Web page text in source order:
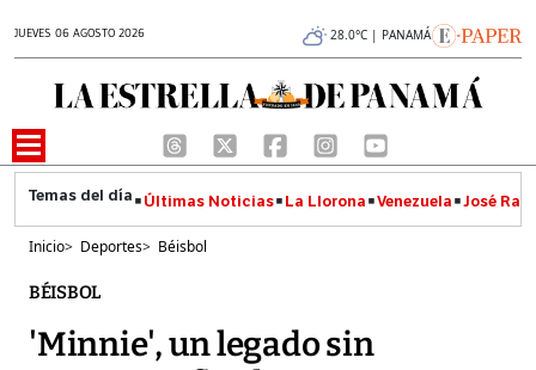
JUEVES 06 AGOSTO 2026 28.0°C | PANAMÁ
Últimas Noticias La Llorona Venezuela José
Inicio> Deportes> Béisbol
BÉISBOL
'Minnie', un legado sin